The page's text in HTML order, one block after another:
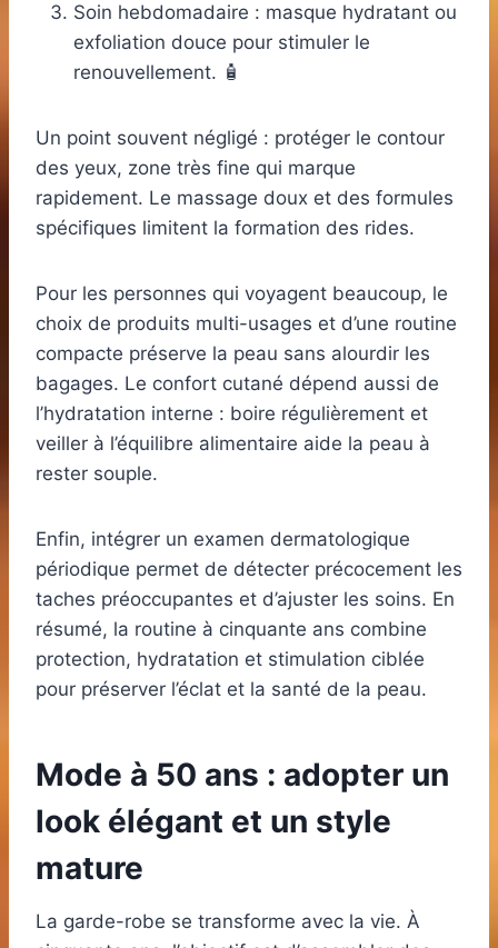
Soin hebdomadaire : masque hydratant ou
exfoliation douce pour stimuler le
renouvellement. 🧴
Un point souvent négligé : protéger le contour
des yeux, zone très fine qui marque
rapidement. Le massage doux et des formules
spécifiques limitent la formation des rides.
Pour les personnes qui voyagent beaucoup, le
choix de produits multi-usages et d’une routine
compacte préserve la peau sans alourdir les
bagages. Le confort cutané dépend aussi de
l’hydratation interne : boire régulièrement et
veiller à l’équilibre alimentaire aide la peau à
rester souple.
Enfin, intégrer un examen dermatologique
périodique permet de détecter précocement les
taches préoccupantes et d’ajuster les soins. En
résumé, la routine à cinquante ans combine
protection, hydratation et stimulation ciblée
pour préserver l’éclat et la santé de la peau.
Mode à 50 ans : adopter un
look élégant et un style
mature
La garde-robe se transforme avec la vie. À